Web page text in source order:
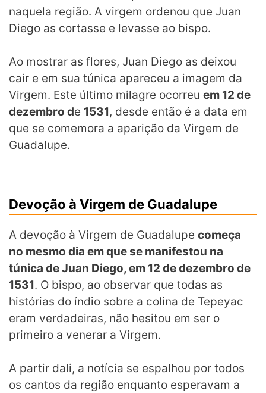
naquela região. A virgem ordenou que Juan
Diego as cortasse e levasse ao bispo.
Ao mostrar as flores, Juan Diego as deixou
cair e em sua túnica apareceu a imagem da
Virgem. Este último milagre ocorreu em 12 de
dezembro de 1531, desde então é a data em
que se comemora a aparição da Virgem de
Guadalupe.
Devoção à Virgem de Guadalupe
A devoção à Virgem de Guadalupe começa
no mesmo dia em que se manifestou na
túnica de Juan Diego, em 12 de dezembro de
1531. O bispo, ao observar que todas as
histórias do índio sobre a colina de Tepeyac
eram verdadeiras, não hesitou em ser o
primeiro a venerar a Virgem.
A partir dali, a notícia se espalhou por todos
os cantos da região enquanto esperavam a